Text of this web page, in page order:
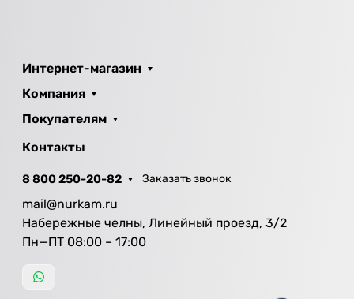
Интернет-магазин
Компания
Покупателям
Контакты
8 800 250-20-82 Заказать звонок
mail@nurkam.ru
Набережные челны, Линейный проезд, 3/2
Пн—ПТ 08:00 – 17:00